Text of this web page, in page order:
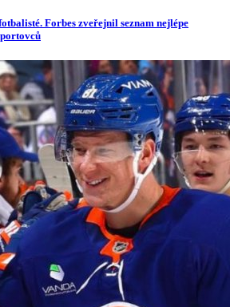
Forbes zveřejnil seznam nejlépe